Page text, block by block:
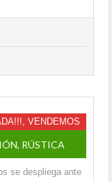
VENDEMOS
RÚSTICA
se despliega ante